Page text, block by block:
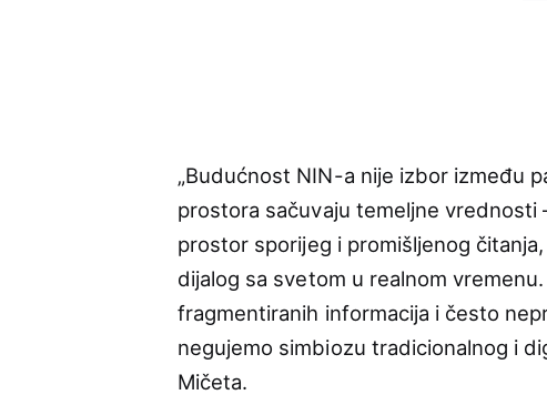
„Budućnost NIN-a nije izbor između
prostora sačuvaju temeljne
prostor sporijeg i promišljenog
dijalog sa svetom u realnom
fragmentiranih informacija i često
negujemo simbiozu tradicionalnog i
Mičeta.